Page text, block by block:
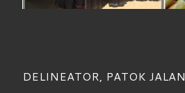
DELINEATOR, PATOK JALAN